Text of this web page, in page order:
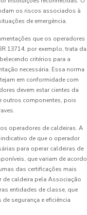
os riscos associados à
de emergência.
que os operadores
13714, por exemplo, trata da
critérios para a
necessária. Essa norma
em conformidade com
devem estar cientes da
outros componentes, pois
operadores de caldeiras. A
de que o operador
para operar caldeiras de
que variam de acordo
das certificações mais
de caldeira pela Associação
entidades de classe, que
segurança e eficiência